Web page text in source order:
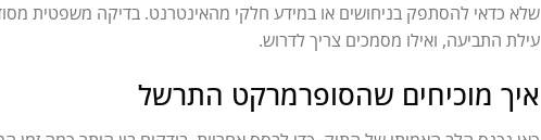
שלא כדאי להסתפק בניחושים או במידע חלקי מהאינטרנט. בדיקה משפטית
עילת התביעה, ואילו מסמכים צריך לדרוש.
איך מוכיחים שהסופרמרקט התרשל